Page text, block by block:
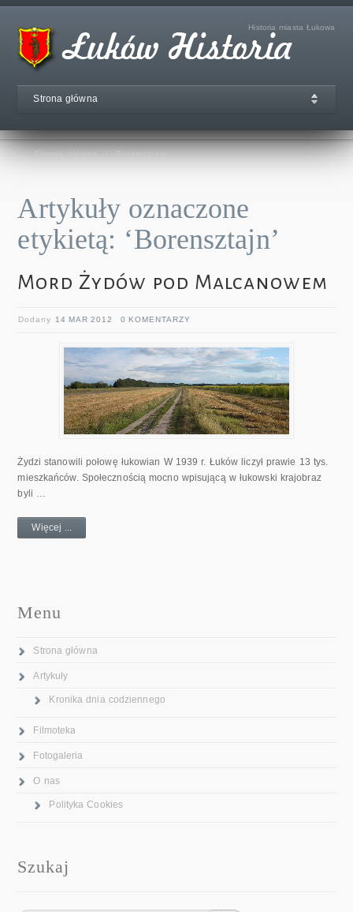
Historia miasta Łukowa
Strona główna
Strona główna Borensztajn
Artykuły oznaczone
etykietą: ‘Borensztajn’
Mord Żydów pod Malcanowem
Dodany 14 MAR 2012 0 KOMENTARZY
Żydzi stanowili połowę łukowian W 1939 r. Łuków liczył prawie 13 tys.
mieszkańców. Społecznością mocno wpisującą w łukowski krajobraz
byli …
Więcej ...
Menu
Strona główna
Artykuły
Kronika dnia codziennego
Filmoteka
Fotogaleria
O nas
Polityka Cookies
Szukaj